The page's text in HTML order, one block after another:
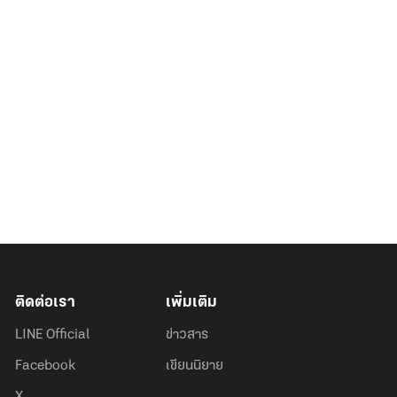
ติดต่อเรา
LINE Official
Facebook
เพิ่มเติม
ข่าวสาร
เขียนนิยาย